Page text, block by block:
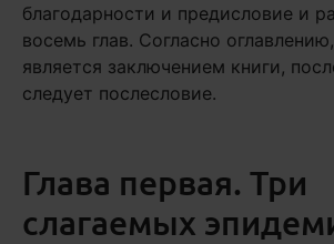
благодарности и предисловие и
восемь глав. Согласно
является заключением книги,
следует послесловие.
Глава первая. Три
слагаемых